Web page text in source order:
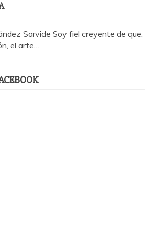
Sarvide Soy fiel creyente de que,
el arte…